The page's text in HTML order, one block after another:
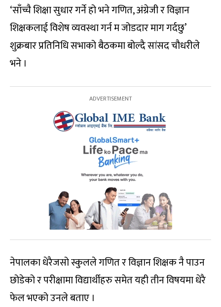
‘साँच्चै शिक्षा सुधार गर्ने हो भने गणित, अंग्रेजी र विज्ञान
शिक्षकलाई विशेष व्यवस्था गर्न म जोडदार माग गर्दछु’
शुक्रबार प्रतिनिधि सभाको बैठकमा बोल्दै सांसद चौधरीले
भने ।
नेपालका धेरैजसो स्कुलले गणित र विज्ञान शिक्षक नै पाउन
छोडेको र परीक्षामा विद्यार्थीहरु समेत यही तीन विषयमा धेरै
फेल भएको उनले बताए ।